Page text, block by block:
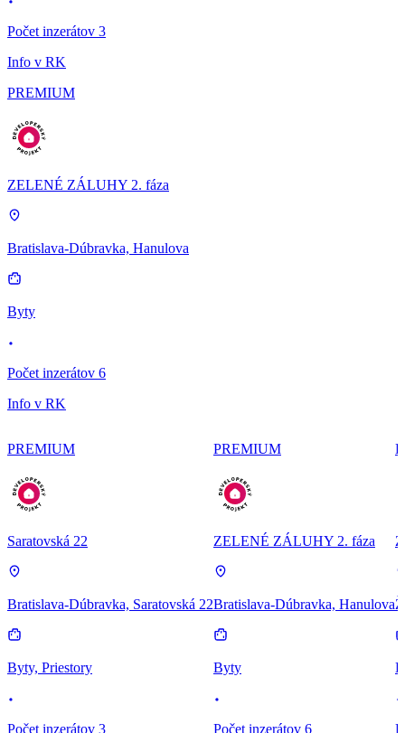
Počet inzerátov 3
Info v RK
PREMIUM
ZELENÉ ZÁLUHY 2. fáza
Bratislava-Dúbravka, Hanulova
Byty
Počet inzerátov 6
Info v RK
PREMIUM
Saratovská 22
Bratislava-Dúbravka, Saratovská 22
Byty, Priestory
Počet inzerátov 3
PREMIUM
ZELENÉ ZÁLUHY 2. fáza
Bratislava-Dúbravka, Hanulova
Byty
Počet inzerátov 6